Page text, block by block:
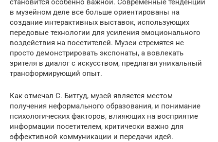
становится особенно важной. Современные тенденции
в музейном деле все больше ориентированы на
создание интерактивных выставок, использующих
передовые технологии для усиления эмоционального
воздействия на посетителей. Музеи стремятся не
просто демонстрировать экспонаты, а вовлекать
зрителя в диалог с искусством, предлагая уникальный
трансформирующий опыт.
Как отмечал С. Битгуд, музей является местом
получения неформального образования, и понимание
психологических факторов, влияющих на восприятие
информации посетителем, критически важно для
эффективной коммуникации и передачи идей.